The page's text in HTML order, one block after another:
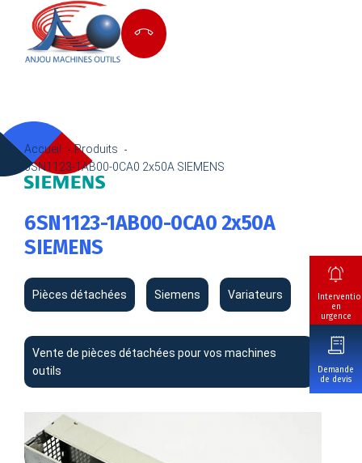
en
urgence
Demande
de devis
Accueil
Produits
6SN1123-1AB00-0CA0 2x50A SIEMENS
6SN1123-1AB00-0CA0 2x50A
SIEMENS
Pièces détachées Siemens Variateurs
Vente de pièces détachées pour vos machines
outils